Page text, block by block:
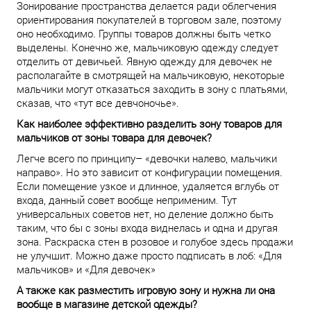
Зонирование пространства делается ради облегчения
ориентирования покупателей в торговом зале, поэтому
оно необходимо. Группы товаров должны быть четко
выделены. Конечно же, мальчиковую одежду следует
отделить от девичьей. Явную одежду для девочек не
располагайте в смотрящей на мальчиковую, некоторые
мальчики могут отказаться заходить в зону с платьями,
сказав, что «тут все девчоночье».
Как наиболее эффективно разделить зону товаров для
мальчиков от зоны товара для девочек?
Легче всего по принципу– «девочки налево, мальчики
направо». Но это зависит от конфигурации помещения.
Если помещение узкое и длинное, удаляется вглубь от
входа, данный совет вообще неприменим. Тут
универсальных советов нет, но деление должно быть
таким, что бы с зоны входа виднелась и одна и другая
зона. Раскраска стен в розовое и голубое здесь продажи
не улучшит. Можно даже просто подписать в лоб: «Для
мальчиков» и «Для девочек»
А также как разместить игровую зону и нужна ли она
вообще в магазине детской одежды?